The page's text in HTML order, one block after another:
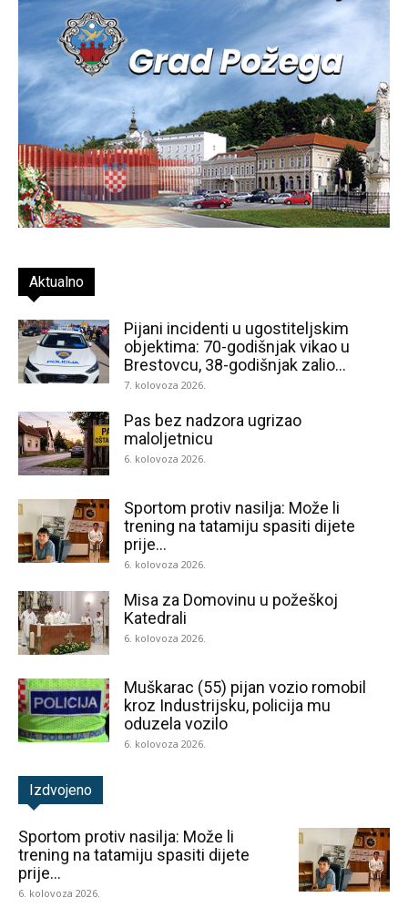
Aktualno
Pijani incidenti u ugostiteljskim
objektima: 70-godišnjak vikao u
Brestovcu, 38-godišnjak zalio...
7. kolovoza 2026.
Pas bez nadzora ugrizao
maloljetnicu
6. kolovoza 2026.
Sportom protiv nasilja: Može li
trening na tatamiju spasiti dijete
prije...
6. kolovoza 2026.
Misa za Domovinu u požeškoj
Katedrali
6. kolovoza 2026.
Muškarac (55) pijan vozio romobil
kroz Industrijsku, policija mu
oduzela vozilo
6. kolovoza 2026.
Izdvojeno
Sportom protiv nasilja: Može li
trening na tatamiju spasiti dijete
prije...
6. kolovoza 2026.